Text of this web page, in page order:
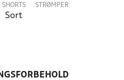
SHORTS
Sort
STRØMPER